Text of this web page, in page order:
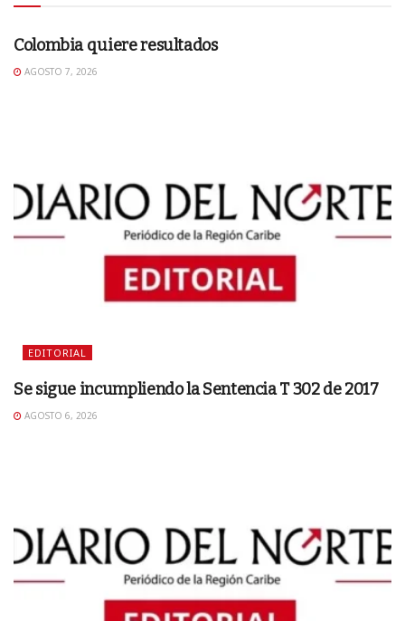
EDITORIAL
Colombia quiere resultados
AGOSTO 7, 2026
EDITORIAL
Se sigue incumpliendo la Sentencia T 302 de 2017
AGOSTO 6, 2026